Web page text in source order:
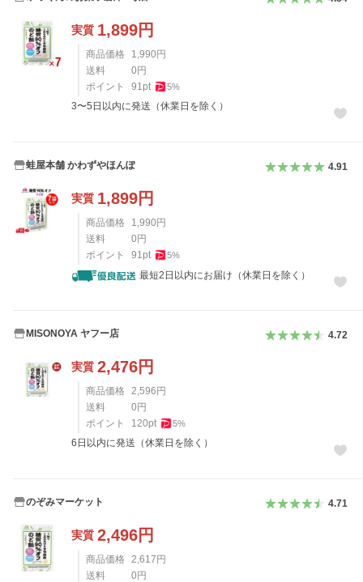
実質 1,899円
商品価格 1,990 円
送料
0 円
ポイント
91pt 5%
3〜5日以内に発送（休業日を除く）
蛙屋本舗 かわずやほんぽ 4.91
実質 1,899円
商品価格 1,990 円
送料
0 円
ポイント
91pt 5%
最短2日以内にお届け（休業日を除く）
MISONOYA ヤフー店 4.72
実質 2,476円
商品価格 2,596 円
送料
0 円
ポイント
120pt 5%
6日以内に発送（休業日を除く）
のぞみマーケット 4.71
実質 2,496円
商品価格 2,617 円
送料
0 円